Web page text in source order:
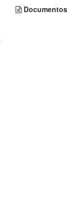
Documentos